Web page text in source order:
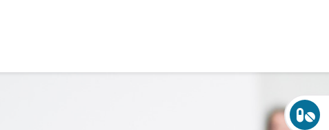
Over Crohn en colitis (IBD)